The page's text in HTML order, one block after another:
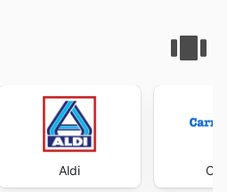
Aldi